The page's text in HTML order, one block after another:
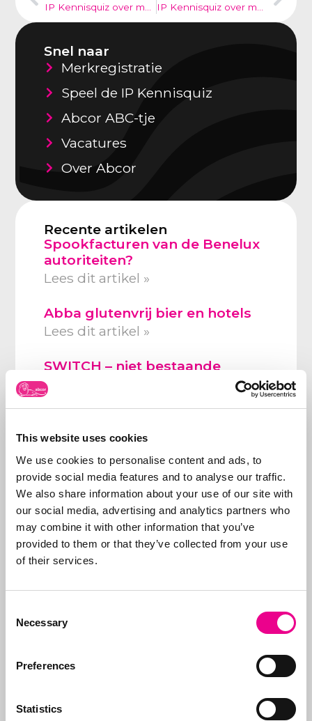
This website uses cookies
We use cookies to personalise content and ads, to
provide social media features and to analyse our traffic.
We also share information about your use of our site with
our social media, advertising and analytics partners who
may combine it with other information that you’ve
provided to them or that they’ve collected from your use
of their services.
Selection
Necessary
Preferences
Statistics
Snel naar
Merkregistratie
Speel de IP Kennisquiz
Abcor ABC-tje
Vacatures
Over Abcor
Recente artikelen
Spookfacturen van de Benelux
autoriteiten?
Lees dit artikel »
Abba glutenvrij bier en hotels
Lees dit artikel »
SWITCH – niet bestaande
merkhouder
Lees dit artikel »
Volg ons op
Bel ons:071-5763116of stuur
Over Abcor